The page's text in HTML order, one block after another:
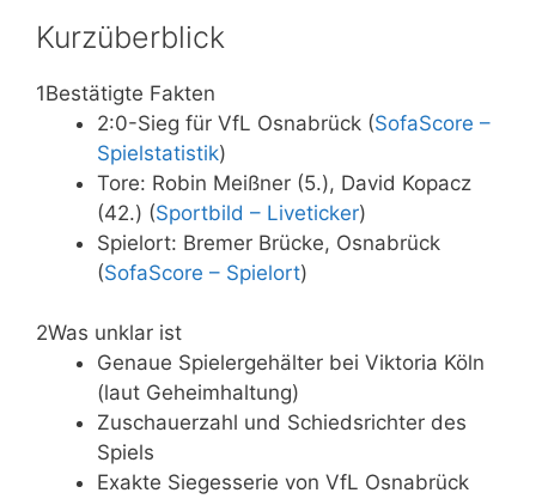
Kurzüberblick
1Bestätigte Fakten
2:0-Sieg für VfL Osnabrück (SofaScore –
Spielstatistik)
Tore: Robin Meißner (5.), David Kopacz
(42.) (Sportbild – Liveticker)
Spielort: Bremer Brücke, Osnabrück
(SofaScore – Spielort)
2Was unklar ist
Genaue Spielergehälter bei Viktoria Köln
(laut Geheimhaltung)
Zuschauerzahl und Schiedsrichter des
Spiels
Exakte Siegesserie von VfL Osnabrück